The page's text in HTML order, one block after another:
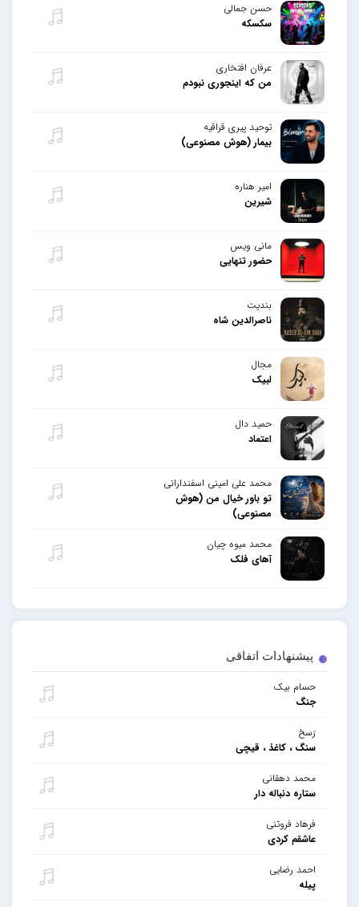
پیشنهادات اتفاقی
حسام بیک
جنگ
رَسخ
سنگ ، کاغذ ، قیچی
محمد دهقانی
ستاره دنباله دار
فرهاد فروتنی
عاشقم کردی
احمد رضایی
پیله
حسن جمالی
سکسکه
عرفان افتخاری
من که اینجوری نبودم
توحید پیری قراقیه
بیمار (هوش مصنوعی)
امیر هناره
شیرین
مانی ویس
حضور تنهایی
بندیت
ناصرالدین شاه
مجال
لبیک
حمید دال
اعتماد
محمد علی امینی اسفندارانی
تو باور خیال من (هوش
مصنوعی)
محمد میوه چیان
آهای فلک